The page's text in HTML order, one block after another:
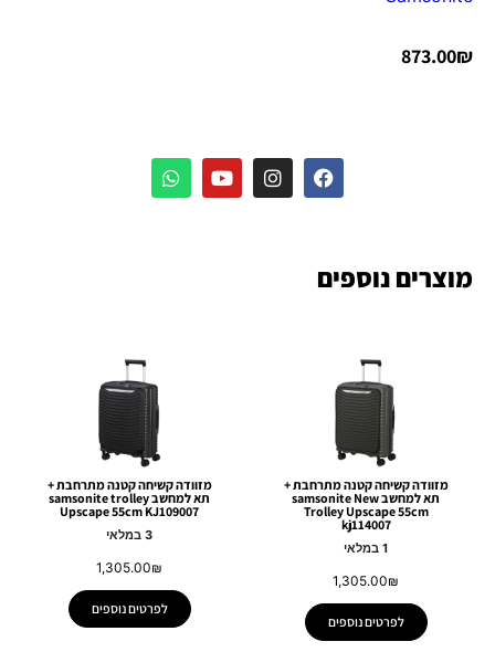
873.00₪
מוצרים נוספים
מזוודה קשיחה קטנה מתרחבת +
תא למחשב samsonite New
Trolley Upscape 55cm
kj114007
1 במלאי
1,305.00₪
לפרטים נוספים
מזוודה קשיחה קטנה מתרחבת +
תא למחשב samsonite trolley
Upscape 55cm KJ109007
3 במלאי
1,305.00₪
לפרטים נוספים